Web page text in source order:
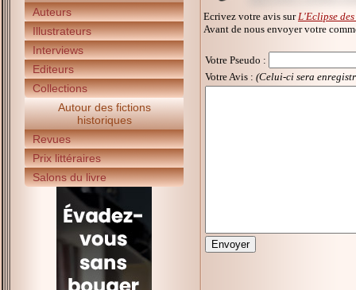
Auteurs
Illustrateurs
Interviews
Editeurs
Collections
Autour des fictions
historiques
Revues
Prix littéraires
Salons du livre
Ecrivez votre avis sur L'Eclipse
Avant de nous envoyer votre
Votre Pseudo :
Votre Avis : (Celui-ci sera